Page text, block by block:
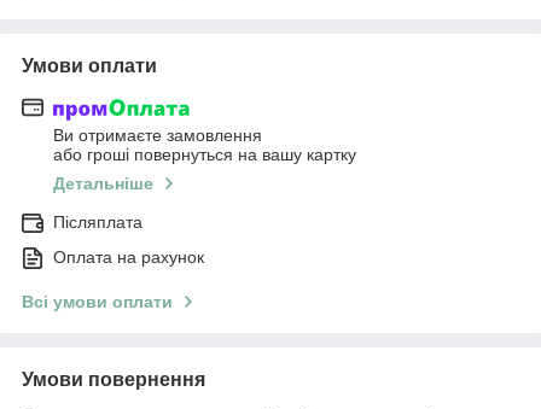
Умови оплати
Ви отримаєте замовлення
або гроші повернуться на вашу картку
Детальніше
Післяплата
Оплата на рахунок
Всі умови оплати
Умови повернення